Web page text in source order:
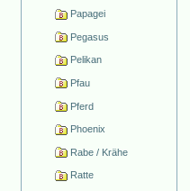
Papagei
Pegasus
Pelikan
Pfau
Pferd
Phoenix
Rabe / Krähe
Ratte